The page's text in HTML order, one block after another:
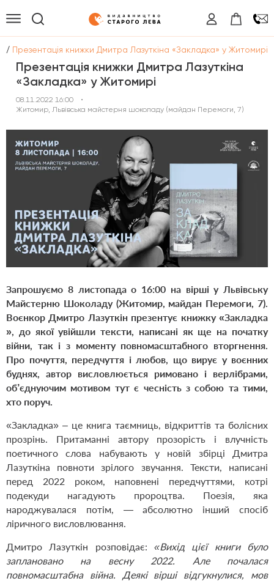
/ Презентація книжки Дмитра Лазуткіна «Закладка» у Житомирі
Презентація книжки Дмитра Лазуткіна
«Закладка» у Житомирі
08.11.2022 16:00
•
Житомир, Львівська майстерня шоколаду (майдан Перемоги, 7)
Запрошуємо 8 листопада о 16:00 на вірші у Львівську
Майстерню Шоколаду (Житомир, майдан Перемоги, 7).
Воєнкор Дмитро Лазуткін презентує книжку «Закладка
», до якої увійшли тексти, написані як ще на початку
війни, так і з моменту повномасштабного вторгнення.
Про почуття, передчуття і любов, що вирує у воєнних
буднях, автор висловлюється римовано і верлібрами,
об’єднуючим мотивом тут є чесність з собою та тими,
хто поруч.
«Закладка» – це книга таємниць, відкриттів та болісних
прозрінь. Притаманні автору прозорість і влучність
поетичного слова набувають у новій збірці Дмитра
Лазуткіна повноти зрілого звучання. Тексти, написані
перед 2022 роком, наповнені передчуттями, котрі
подекуди нагадують пророцтва. Поезія, яка
народжувалася потім, — абсолютно інший спосіб
ліричного висловлювання.
Дмитро Лазуткін розповідає: «Вихід цієї книги було
заплановано на весну 2022. Але почалася
повномасштабна війна. Деякі вірші відгукнулися, мов